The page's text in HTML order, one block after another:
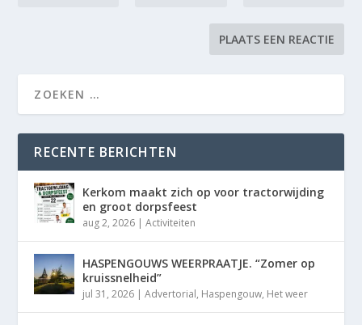
RECENTE BERICHTEN
Kerkom maakt zich op voor tractorwijding
en groot dorpsfeest
aug 2, 2026 |Activiteiten
HASPENGOUWS WEERPRAATJE. “Zomer op
kruissnelheid”
jul 31, 2026 |Advertorial, Haspengouw, Het weer